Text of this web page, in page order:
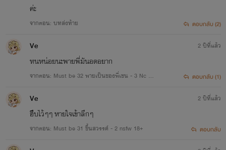
ค่ะ
จากตอน: บทส่งท้าย ตอบกลับ (2)
Ve
ทนหน่อยนะพายพี่มันอดอยาก
จากตอน: Must be 32 พายเป็นของพี่เชน - 3 Nc 20
2 ปีที่แล้ว
ตอบกลับ (1)
Ve
ฮึึบไว้ๆๆ หายใจเข้าลึกๆ
จากตอน: Must be 31 ขึ้นสวรรค์ - 2 nsfw 18+
2 ปีที่แล้ว
ตอบกลับ